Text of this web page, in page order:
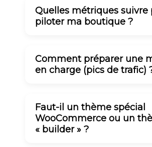
Quelles métriques suivre
piloter ma boutique ?
Comment préparer une
en charge (pics de trafic)
Faut-il un thème spécial
WooCommerce ou un
« builder » ?